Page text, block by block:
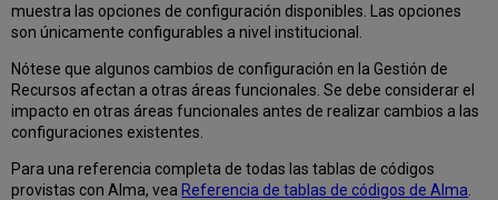
muestra las opciones de configuración disponibles. Las opciones
son únicamente configurables a nivel institucional.
Nótese que algunos cambios de configuración en la Gestión de
Recursos afectan a otras áreas funcionales. Se debe considerar el
impacto en otras áreas funcionales antes de realizar cambios a las
configuraciones existentes.
Para una referencia completa de todas las tablas de códigos
provistas con Alma, vea Referencia de tablas de códigos de Alma